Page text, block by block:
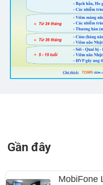
Gần đây
MobiFone